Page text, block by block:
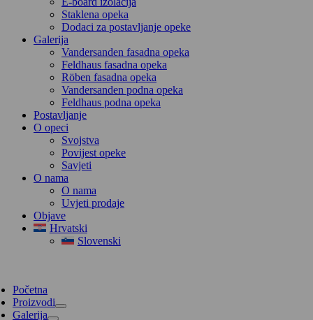
Staklena opeka
Dodaci za postavljanje opeke
Galerija
Vandersanden fasadna opeka
Feldhaus fasadna opeka
Röben fasadna opeka
Vandersanden podna opeka
Feldhaus podna opeka
Postavljanje
O opeci
Svojstva
Povijest opeke
Savjeti
O nama
O nama
Uvjeti prodaje
Objave
Hrvatski
Slovenski
Početna
Proizvodi
Galerija